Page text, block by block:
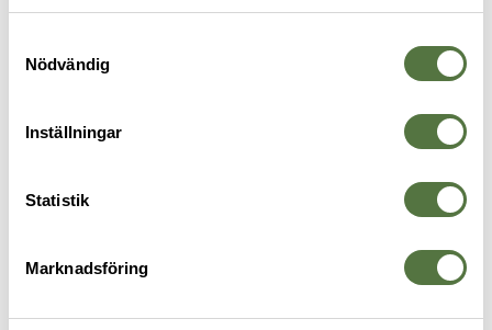
personuppgifter kan användas för personalisering av
Nödvändig
Inställningar
Statistik
Marknadsföring
BLOCK & PENNOR